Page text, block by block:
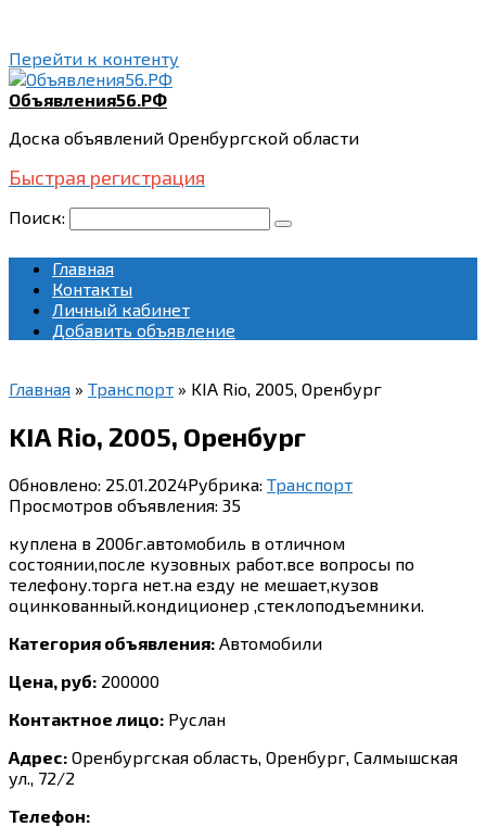
Перейти к контенту
Объявления56.РФ
Доска объявлений Оренбургской области
Быстрая регистрация
Поиск:
Главная
Контакты
Личный кабинет
Добавить объявление
Главная » Транспорт » KIA Rio, 2005, Оренбург
KIA Rio, 2005, Оренбург
Обновлено: 25.01.2024Рубрика: Транспорт
Просмотров объявления: 35
куплена в 2006г.автомобиль в отличном
состоянии,после кузовных работ.все вопросы по
телефону.торга нет.на езду не мешает,кузов
оцинкованный.кондиционер ,стеклоподъемники.
Категория объявления: Автомобили
Цена, руб: 200000
Контактное лицо: Руслан
Адрес: Оренбургская область, Оренбург, Салмышская
ул., 72/2
Телефон: